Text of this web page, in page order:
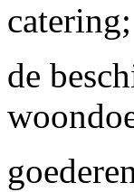
catering;
de